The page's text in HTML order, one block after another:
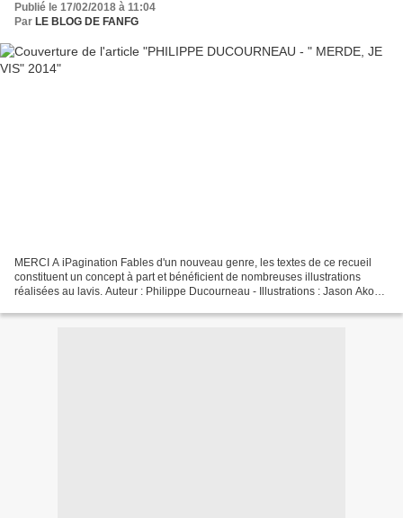
Publié le 17/02/2018 à 11:04
Par LE BLOG DE FANFG
MERCI A iPagination Fables d'un nouveau genre, les textes de ce recueil
constituent un concept à part et bénéficient de nombreuses illustrations
réalisées au lavis. Auteur : Philippe Ducourneau - Illustrations : Jason Akos